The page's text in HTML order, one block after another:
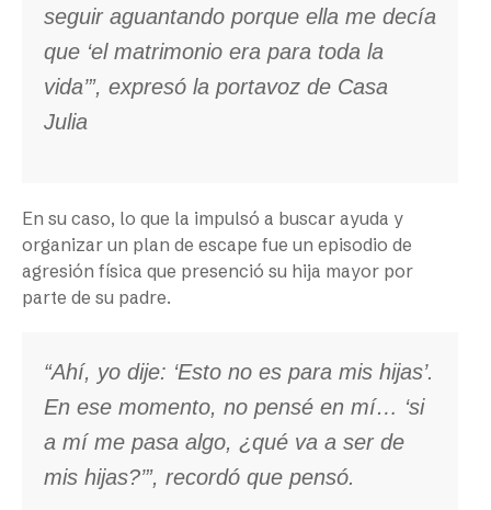
seguir aguantando porque ella me decía
que ‘el matrimonio era para toda la
vida’”, expresó la portavoz de Casa
Julia
En su caso, lo que la impulsó a buscar ayuda y
organizar un plan de escape fue un episodio de
agresión física que presenció su hija mayor por
parte de su padre.
“Ahí, yo dije: ‘Esto no es para mis hijas’.
En ese momento, no pensé en mí… ‘si
a mí me pasa algo, ¿qué va a ser de
mis hijas?’”, recordó que pensó.